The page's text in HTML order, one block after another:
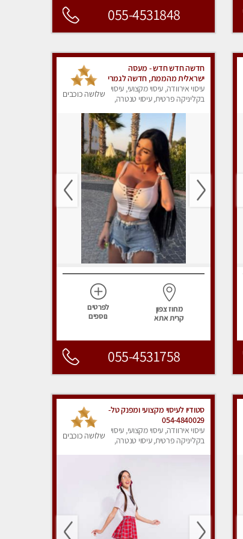
055-4531848
חדשה חדש חדש - מעסה
ישראלית מהממת, חדשה לגמרי
בקריות
עיסוי אירוודה, עיסוי מקצועי, עיסוי
בקליניקה פרטית, עיסוי טנטרה,
שלושה כוכבים
מחוז צפון
קרית אתא
לפרטים
נוספים
055-4531758
סטודיו לעיסוי מקצועי ומפנק טל-
054-4840029
עיסוי אירוודה, עיסוי מקצועי, עיסוי
בקליניקה פרטית, עיסוי טנטרה,
שלושה כוכבים